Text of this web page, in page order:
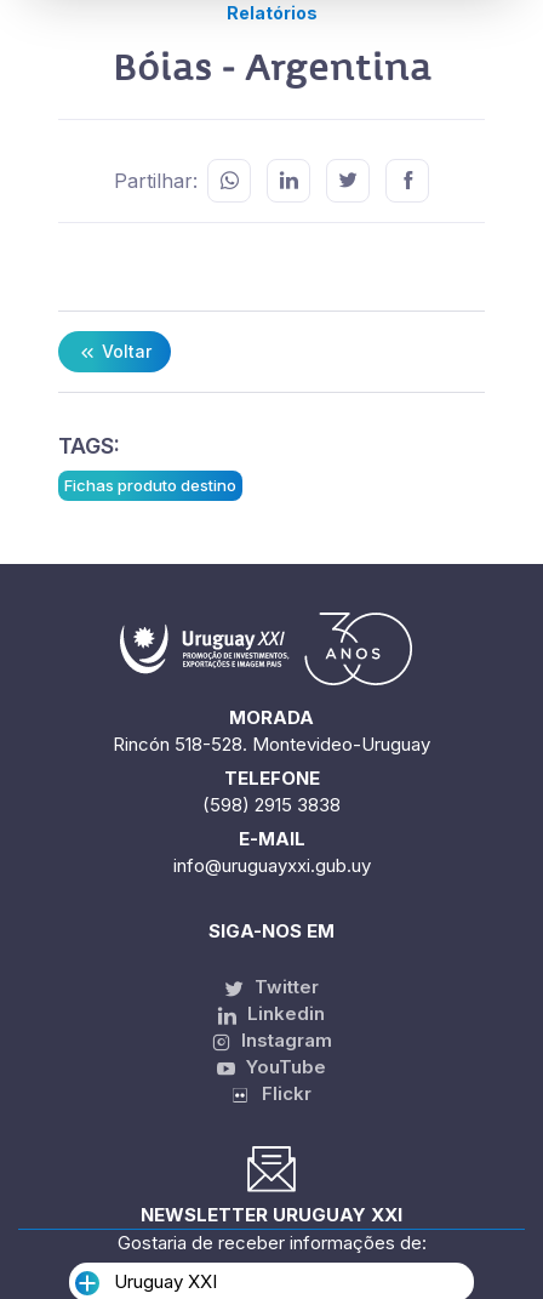
Relatórios
Bóias - Argentina
Partilhar:
Voltar
TAGS:
Fichas produto destino
MORADA
Rincón 518-528. Montevideo-Uruguay
TELEFONE
(598) 2915 3838
E-MAIL
info@uruguayxxi.gub.uy
SIGA-NOS EM
Twitter
Linkedin
Instagram
YouTube
Flickr
NEWSLETTER URUGUAY XXI
Gostaria de receber informações de:
Uruguay XXI